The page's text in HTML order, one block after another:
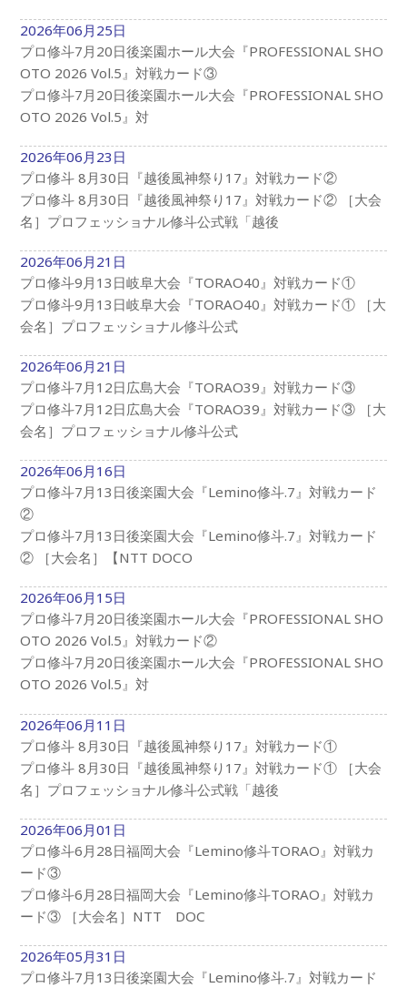
2026年06月25日
プロ修斗7月20日後楽園ホール大会『PROFESSIONAL SHO
OTO 2026 Vol.5』対戦カード③
プロ修斗7月20日後楽園ホール大会『PROFESSIONAL SHO
OTO 2026 Vol.5』対
2026年06月23日
プロ修斗 8月30日『越後風神祭り17』対戦カード②
プロ修斗 8月30日『越後風神祭り17』対戦カード② ［大会
名］プロフェッショナル修斗公式戦「越後
2026年06月21日
プロ修斗9月13日岐阜大会『TORAO40』対戦カード①
プロ修斗9月13日岐阜大会『TORAO40』対戦カード① ［大
会名］プロフェッショナル修斗公式
2026年06月21日
プロ修斗7月12日広島大会『TORAO39』対戦カード③
プロ修斗7月12日広島大会『TORAO39』対戦カード③ ［大
会名］プロフェッショナル修斗公式
2026年06月16日
プロ修斗7月13日後楽園大会『Lemino修斗.7』対戦カード
②
プロ修斗7月13日後楽園大会『Lemino修斗.7』対戦カード
② ［大会名］【NTT DOCO
2026年06月15日
プロ修斗7月20日後楽園ホール大会『PROFESSIONAL SHO
OTO 2026 Vol.5』対戦カード②
プロ修斗7月20日後楽園ホール大会『PROFESSIONAL SHO
OTO 2026 Vol.5』対
2026年06月11日
プロ修斗 8月30日『越後風神祭り17』対戦カード①
プロ修斗 8月30日『越後風神祭り17』対戦カード① ［大会
名］プロフェッショナル修斗公式戦「越後
2026年06月01日
プロ修斗6月28日福岡大会『Lemino修斗TORAO』対戦カ
ード③
プロ修斗6月28日福岡大会『Lemino修斗TORAO』対戦カ
ード③ ［大会名］NTT DOC
2026年05月31日
プロ修斗7月13日後楽園大会『Lemino修斗.7』対戦カード